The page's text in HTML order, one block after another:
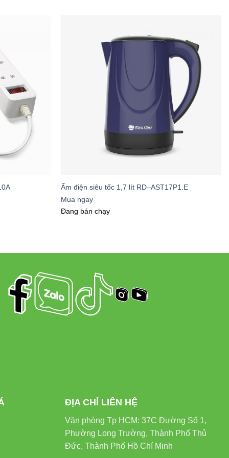
tiêu chuẩn quốc tế về an toàn điện
quá 10A
với lịch sử hơn 60 năm
Ấm điện siêu tốc 1,7 lít RD–AST17P1.E
Mua ngay
Đang bán chạy
ĐỊA CHỈ LIÊN HỆ
Văn phòng Tp HCM: 37C Đường Số 1,
Phường Long Trường, Thành Phố Thủ
Đức, Thành Phố Hồ Chí Minh